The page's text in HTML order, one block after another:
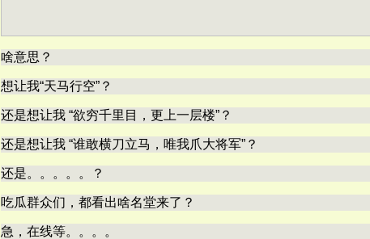
啥意思？
想让我“天马行空”？
还是想让我 “欲穷千里目，更上一层楼”？
还是想让我 “谁敢横刀立马，唯我爪大将军”？
还是。。。。。？
吃瓜群众们，都看出啥名堂来了？
急，在线等。。。。